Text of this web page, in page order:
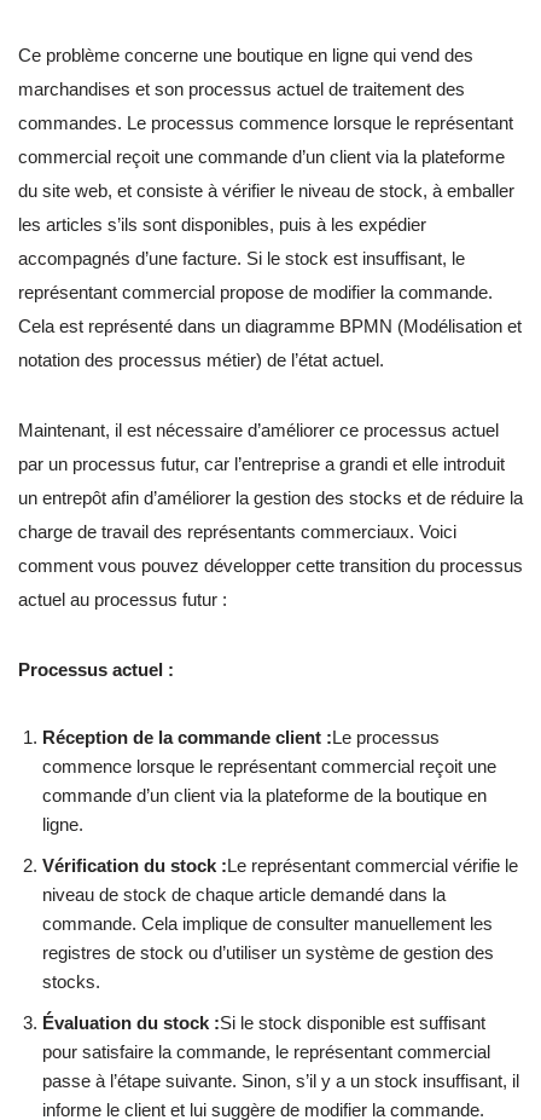
Ce problème concerne une boutique en ligne qui vend des
marchandises et son processus actuel de traitement des
commandes. Le processus commence lorsque le représentant
commercial reçoit une commande d’un client via la plateforme
du site web, et consiste à vérifier le niveau de stock, à emballer
les articles s’ils sont disponibles, puis à les expédier
accompagnés d’une facture. Si le stock est insuffisant, le
représentant commercial propose de modifier la commande.
Cela est représenté dans un diagramme BPMN (Modélisation et
notation des processus métier) de l’état actuel.
Maintenant, il est nécessaire d’améliorer ce processus actuel
par un processus futur, car l’entreprise a grandi et elle introduit
un entrepôt afin d’améliorer la gestion des stocks et de réduire la
charge de travail des représentants commerciaux. Voici
comment vous pouvez développer cette transition du processus
actuel au processus futur :
Processus actuel :
Réception de la commande client :Le processus
commence lorsque le représentant commercial reçoit une
commande d’un client via la plateforme de la boutique en
ligne.
Vérification du stock :Le représentant commercial vérifie le
niveau de stock de chaque article demandé dans la
commande. Cela implique de consulter manuellement les
registres de stock ou d’utiliser un système de gestion des
stocks.
Évaluation du stock :Si le stock disponible est suffisant
pour satisfaire la commande, le représentant commercial
passe à l’étape suivante. Sinon, s’il y a un stock insuffisant, il
informe le client et lui suggère de modifier la commande.